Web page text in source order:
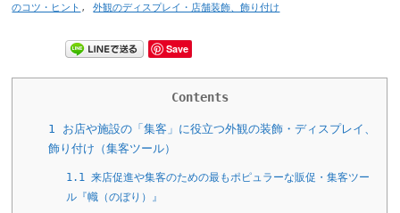
のコツ・ヒント ,外観のディスプレイ・店舗装飾、飾り付け
Save
Contents
1 お店や施設の「集客」に役立つ外観の装飾・ディスプレイ、
飾り付け（集客ツール）
1.1来店促進や集客のための最もポピュラーな販促・集客ツー
ル『幟（のぼり）』